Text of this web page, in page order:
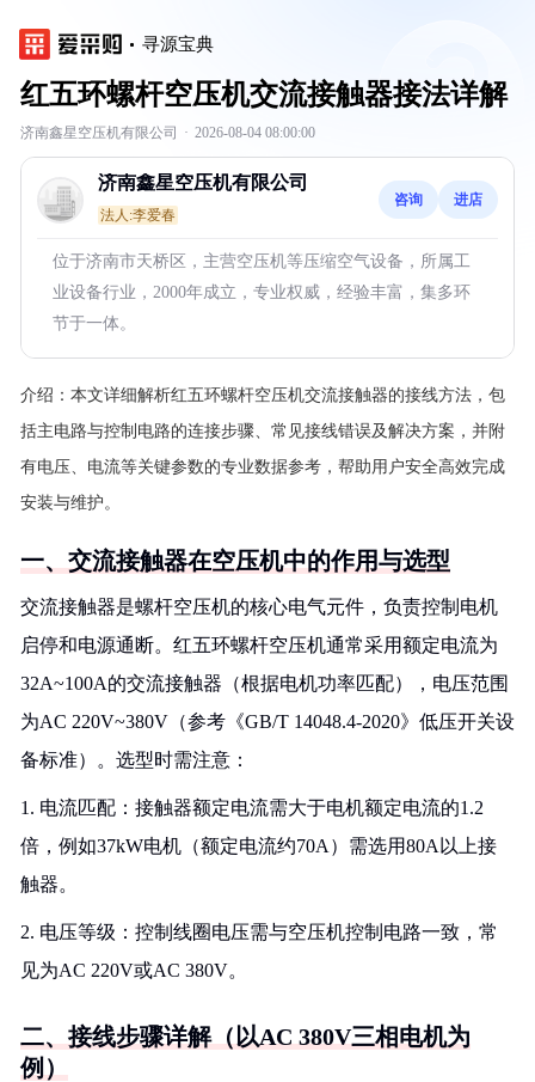
寻源宝典
红五环螺杆空压机交流接触器接法详解
济南鑫星空压机有限公司 · 2026-08-04 08:00:00
济南鑫星空压机有限公司
法人:李爱春
咨询 进店
位于济南市天桥区，主营空压机等压缩空气设备，所属工
业设备行业，2000年成立，专业权威，经验丰富，集多环
节于一体。
介绍： 本文详细解析红五环螺杆空压机交流接触器的接线方法，包
括主电路与控制电路的连接步骤、常见接线错误及解决方案，并附
有电压、电流等关键参数的专业数据参考，帮助用户安全高效完成
安装与维护。
一、交流接触器在空压机中的作用与选型
交流接触器是螺杆空压机的核心电气元件，负责控制电机
启停和电源通断。红五环螺杆空压机通常采用额定电流为
32A~100A的交流接触器（根据电机功率匹配），电压范围
为AC 220V~380V（参考《GB/T 14048.4-2020》低压开关设
备标准）。选型时需注意：
1. 电流匹配：接触器额定电流需大于电机额定电流的1.2
倍，例如37kW电机（额定电流约70A）需选用80A以上接
触器。
2. 电压等级：控制线圈电压需与空压机控制电路一致，常
见为AC 220V或AC 380V。
二、接线步骤详解（以AC 380V三相电机为
例）